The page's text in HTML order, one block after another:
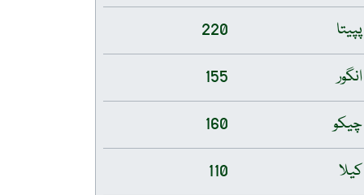
پپیتا
220
انگور
155
چیکو
160
کیلا
110